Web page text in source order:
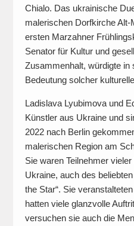
Chialo. Das ukrainische
malerischen Dorfkirche
ersten Marzahner
Senator für Kultur und
Zusammenhalt, würdigte in
Bedeutung solcher
Ladislava Lyubimova und
Künstler aus Ukraine und
2022 nach Berlin
malerischen Region am
Sie waren Teilnehmer
Ukraine, auch des
the Star“. Sie
hatten viele glanzvolle
versuchen sie auch die